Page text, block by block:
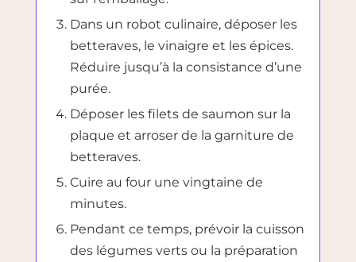
Dans un robot culinaire, déposer les
betteraves, le vinaigre et les épices.
Réduire jusqu’à la consistance d’une
purée.
Déposer les filets de saumon sur la
plaque et arroser de la garniture de
betteraves.
Cuire au four une vingtaine de
minutes.
Pendant ce temps, prévoir la cuisson
des légumes verts ou la préparation